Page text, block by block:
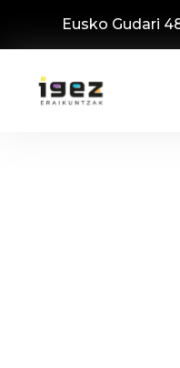
Eusko Gudari